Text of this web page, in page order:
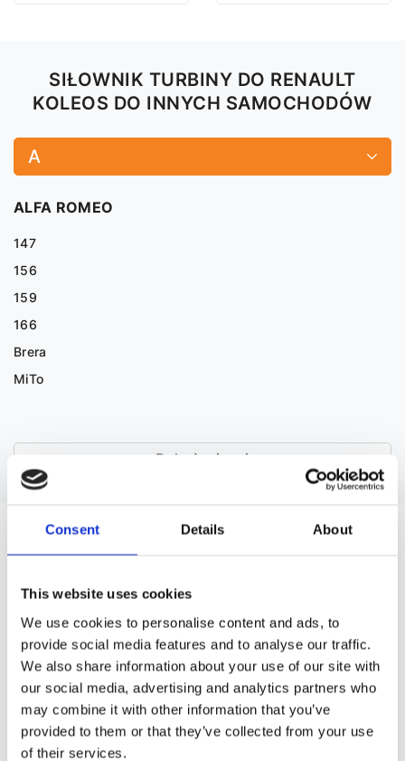
Consent Details About
This website uses cookies
We use cookies to personalise content and ads, to
provide social media features and to analyse our traffic.
We also share information about your use of our site with
our social media, advertising and analytics partners who
may combine it with other information that you’ve
provided to them or that they’ve collected from your use
of their services.
SIŁOWNIK TURBINY DO RENAULT
KOLEOS DO INNYCH SAMOCHODÓW
A
ALFA ROMEO
147
156
159
166
Brera
MiTo
Pokaż więcej
CZĘŚCI ZAMIENNE DO RENAULT KOLEOS
Układ kierowniczy
(24)
Klimatyzacja (12)